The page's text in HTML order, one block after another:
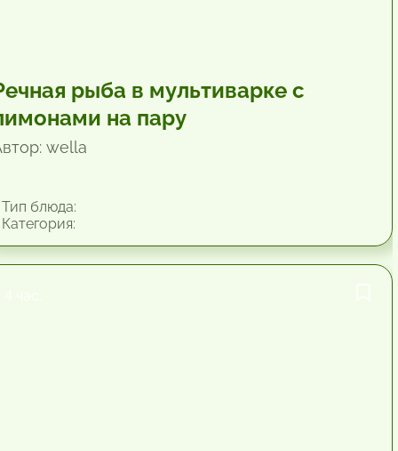
рыба в мультиварке с
на пару
wella
блюда: